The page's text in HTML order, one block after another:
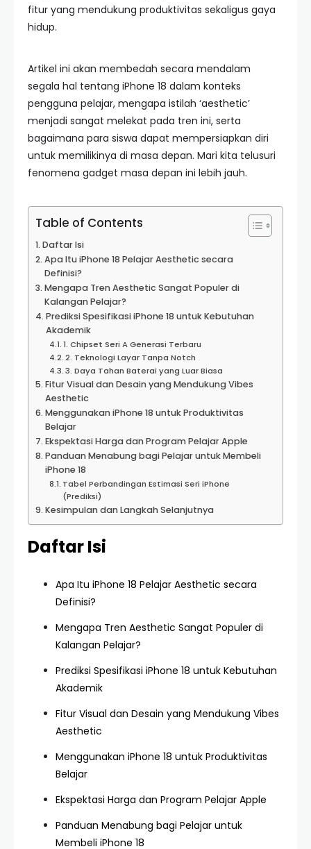
fitur yang mendukung produktivitas sekaligus gaya
hidup.
Artikel ini akan membedah secara mendalam
segala hal tentang iPhone 18 dalam konteks
pengguna pelajar, mengapa istilah ‘aesthetic’
menjadi sangat melekat pada tren ini, serta
bagaimana para siswa dapat mempersiapkan diri
untuk memilikinya di masa depan. Mari kita telusuri
fenomena gadget masa depan ini lebih jauh.
Table of Contents
Daftar Isi
Apa Itu iPhone 18 Pelajar Aesthetic secara
Definisi?
Mengapa Tren Aesthetic Sangat Populer di
Kalangan Pelajar?
Prediksi Spesifikasi iPhone 18 untuk Kebutuhan
Akademik
1. Chipset Seri A Generasi Terbaru
2. Teknologi Layar Tanpa Notch
3. Daya Tahan Baterai yang Luar Biasa
Fitur Visual dan Desain yang Mendukung Vibes
Aesthetic
Menggunakan iPhone 18 untuk Produktivitas
Belajar
Ekspektasi Harga dan Program Pelajar Apple
Panduan Menabung bagi Pelajar untuk Membeli
iPhone 18
Tabel Perbandingan Estimasi Seri iPhone
(Prediksi)
Kesimpulan dan Langkah Selanjutnya
Daftar Isi
Apa Itu iPhone 18 Pelajar Aesthetic secara
Definisi?
Mengapa Tren Aesthetic Sangat Populer di
Kalangan Pelajar?
Prediksi Spesifikasi iPhone 18 untuk Kebutuhan
Akademik
Fitur Visual dan Desain yang Mendukung Vibes
Aesthetic
Menggunakan iPhone 18 untuk Produktivitas
Belajar
Ekspektasi Harga dan Program Pelajar Apple
Panduan Menabung bagi Pelajar untuk
Membeli iPhone 18